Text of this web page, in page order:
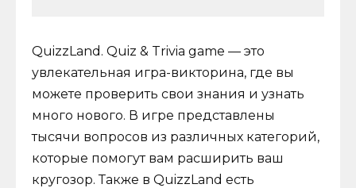
QuizzLand. Quiz & Trivia game — это
увлекательная игра-викторина, где вы
можете проверить свои знания и узнать
много нового. В игре представлены
тысячи вопросов из различных категорий,
которые помогут вам расширить ваш
кругозор. Также в QuizzLand есть